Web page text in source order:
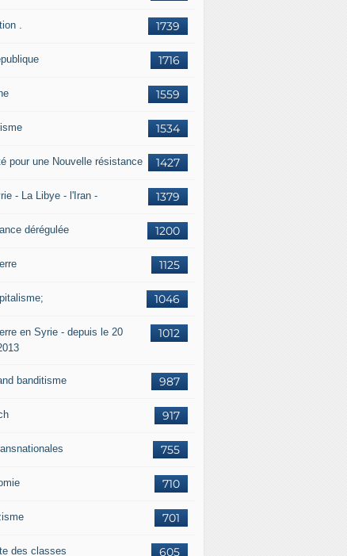
1739
.
1716
1559
1534
1427
pour une Nouvelle résistance
1379
- La Libye - l'Iran -
1200
dérégulée
1125
1046
1012
en Syrie - depuis le 20
987
banditisme
917
755
710
701
605
des classes